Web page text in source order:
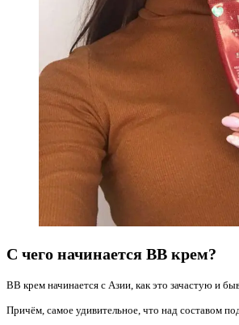
С чего начинается ВВ крем?
ВВ крем начинается с Азии, как это зачастую и
Причём, самое удивительное, что над составом